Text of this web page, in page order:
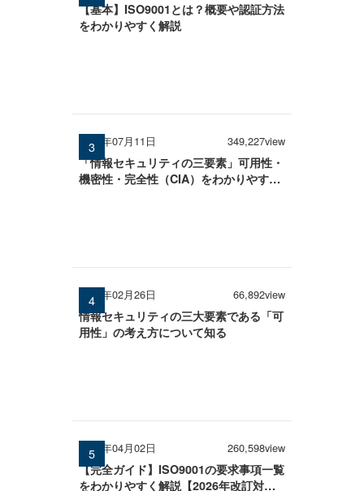
【基本】ISO9001とは？概要や認証方法
をわかりやすく解説
2025年07月11日 349,227view
「情報セキュリティの三要素」可用性・
機密性・完全性（CIA）をわかりやすく
2026年02月26日 66,892view
情報セキュリティの三大要素である「可
用性」の考え方について知る
2026年04月02日 260,598view
【完全ガイド】ISO9001の要求事項一覧
をわかりやすく解説【2026年改訂対